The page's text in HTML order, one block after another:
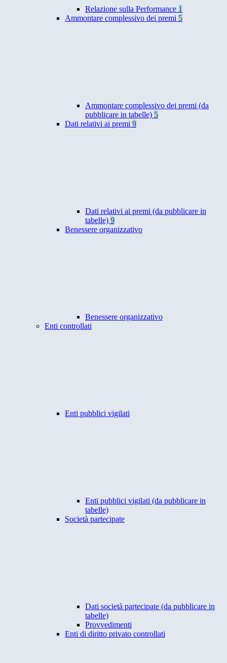
Relazione sulla Performance 1
Ammontare complessivo dei premi 5
Ammontare complessivo dei premi (da
pubblicare in tabelle) 5
Dati relativi ai premi 9
Dati relativi ai premi (da pubblicare in
tabelle) 9
Benessere organizzativo
Benessere organizzativo
Enti controllati
Enti pubblici vigilati
Enti pubblici vigilati (da pubblicare in
tabelle)
Società partecipate
Dati società partecipate (da pubblicare in
tabelle)
Provvedimenti
Enti di diritto privato controllati